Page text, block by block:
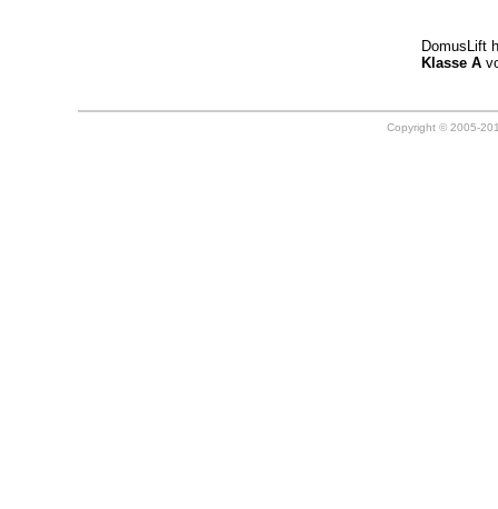
DomusLift
Klasse A
Copyright © 2005-